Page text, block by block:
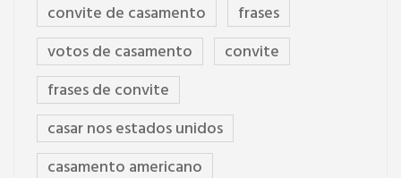
convite de casamento
frases
votos de casamento
convite
frases de convite
casar nos estados unidos
casamento americano